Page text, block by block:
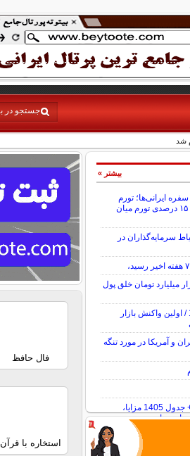
ایرانی‌ها؛ تورم
چگونه فقرا را فقیرتر کرد؟/ شکاف ۱۵ درصدی تورم میان
سرمایه‌گذاران در
1404 روزانه بیش از 15 هزار میلیارد تومان خلق پول
قیمت خودرو امروز 15 مرداد 1405 / اولین واکنش بازار
و آمریکا در مورد تنگه
نرم‌افزار حسابداری ابری چیست؟ + جدول 1405 مزایا،
مهاجرت
بیشتر »
فال حافظ
استخاره با قرآن